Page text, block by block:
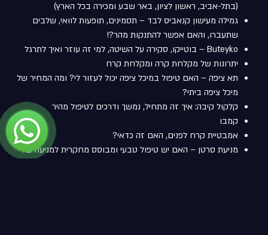
(בתל-אביב, ראשון לציון, באר שבע ומכירה בכל הארץ)
גמילה מעישון קנאביס לבד – תסמינים, תופעות לוואי, שלבים
שתעברו, והאם אפשר להתנקות מהר?!
Buteyko – בוטייקו, סקירה על השיטה, למי זה עוזר ואיך לתרגל
יתרונות של מקלחת קרה ומקלחת קרח
תא ציפה – האם טיפול במיכל ציפה יכול לעזור לי? ומה המחיר של
מיכל ציפה ביתי?
קלקול קיבה: איך זה מתחיל, נמשך ודרכים לטיפול מהיר
קמבו
אמבטיית קרח לפנים, האם זה כדאי?
מניעת סרטן – האם יש טיפול טבעי ומבוסס מחקרית למניעה של